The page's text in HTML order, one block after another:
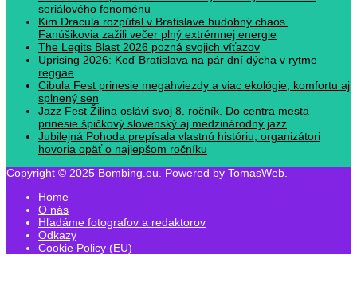
seriálového fenoménu
Kim Dracula rozpútal v Bratislave hudobný chaos.
Fanúšikovia zažili večer plný extrémnej energie
The Legits Blast 2026 pozná svojich víťazov
Uprising 2026: Keď Bratislava na pár dní dýcha v rytme
reggae
Cibula Fest prinesie megahviezdy a viac ekológie, komfortu aj
splnený sen
Jazz Fest Žilina oslávi svoj 8. ročník. Do centra mesta
prinesie špičkový slovenský aj medzinárodný jazz
Jubilejná Pohoda prepísala vlastnú históriu, organizátori
hovoria opäť o najlepšom ročníku
Copyright © 2025 Bombing.eu. Powered by TomasWeb.
Home
O nás
Hľadáme fotografov a redaktorov
Odkazy
Cookie Policy (EU)